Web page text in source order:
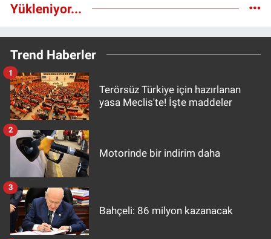
Yükleniyor...
Trend Haberler
Terörsüz Türkiye için hazırlanan
yasa Meclis'te! İşte maddeler
1
Motorinde bir indirim daha
2
Bahçeli: 86 milyon kazanacak
3